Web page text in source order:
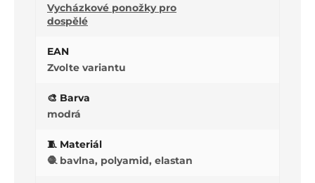
Vycházkové ponožky pro
dospělé
EAN
Zvolte variantu
🎨 Barva
modrá
🧵 Materiál
🧶 bavlna, polyamid, elastan